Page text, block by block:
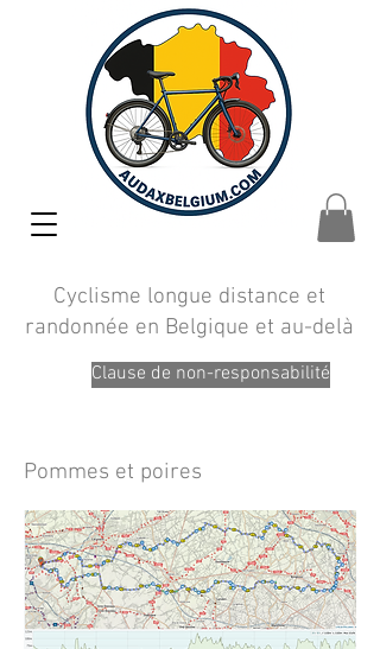
Clause de non-responsabilité
Cyclisme longue distance et
randonnée en Belgique et au-delà
Pommes et poires